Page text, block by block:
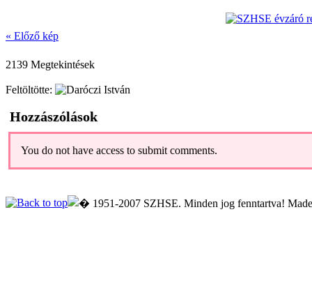
« Előző kép
2139 Megtekintések
Feltöltötte:
Hozzászólások
You do not have access to submit comments.